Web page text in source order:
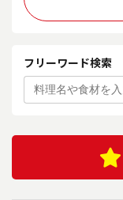
フリーワード検索